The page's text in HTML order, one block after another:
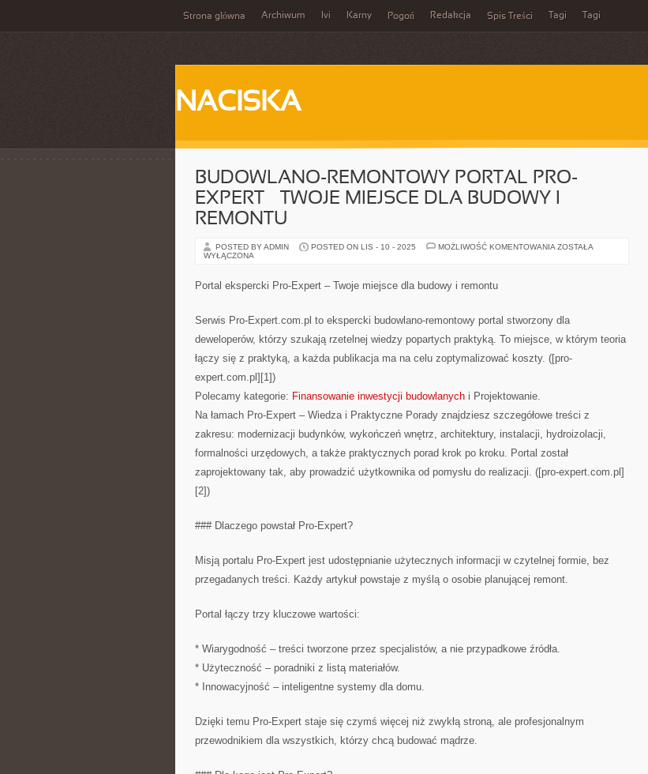
Strona główna Archiwum Ivi Karny Pogoń Redakcja Spis Treści Tagi Tagi
NACISKA
BUDOWLANO-REMONTOWY PORTAL PRO-
EXPERT – TWOJE MIEJSCE DLA BUDOWY I
REMONTU
POSTED BY ADMIN POSTED ON LIS - 10 - 2025 MOŻLIWOŚĆ KOMENTOWANIA BUDOWLANO-
DLA
BUDOWY
REMONTU
ZOSTAŁA
WYŁĄCZONA
Portal ekspercki Pro-Expert – Twoje miejsce dla budowy i remontu
Serwis Pro-Expert.com.pl to ekspercki budowlano-remontowy portal stworzony dla
deweloperów, którzy szukają rzetelnej wiedzy popartych praktyką. To miejsce, w którym teoria
łączy się z praktyką, a każda publikacja ma na celu zoptymalizować koszty. ([pro-
expert.com.pl][1])
Polecamy kategorie: Finansowanie inwestycji budowlanych i Projektowanie.
Na łamach Pro-Expert – Wiedza i Praktyczne Porady znajdziesz szczegółowe treści z
zakresu: modernizacji budynków, wykończeń wnętrz, architektury, instalacji, hydroizolacji,
formalności urzędowych, a także praktycznych porad krok po kroku. Portal został
zaprojektowany tak, aby prowadzić użytkownika od pomysłu do realizacji. ([pro-expert.com.pl]
[2])
### Dlaczego powstał Pro-Expert?
Misją portalu Pro-Expert jest udostępnianie użytecznych informacji w czytelnej formie, bez
przegadanych treści. Każdy artykuł powstaje z myślą o osobie planującej remont.
Portal łączy trzy kluczowe wartości:
* Wiarygodność – treści tworzone przez specjalistów, a nie przypadkowe źródła.
* Użyteczność – poradniki z listą materiałów.
* Innowacyjność – inteligentne systemy dla domu.
Dzięki temu Pro-Expert staje się czymś więcej niż zwykłą stroną, ale profesjonalnym
przewodnikiem dla wszystkich, którzy chcą budować mądrze.